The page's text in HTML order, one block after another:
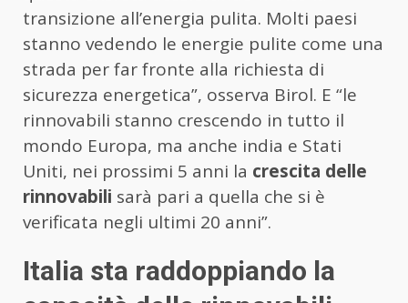
transizione all’energia pulita. Molti paesi
stanno vedendo le energie pulite come una
strada per far fronte alla richiesta di
sicurezza energetica”, osserva Birol. E “le
rinnovabili stanno crescendo in tutto il
mondo Europa, ma anche india e Stati
Uniti, nei prossimi 5 anni la crescita delle
rinnovabili sarà pari a quella che si è
verificata negli ultimi 20 anni”.
Italia sta raddoppiando la